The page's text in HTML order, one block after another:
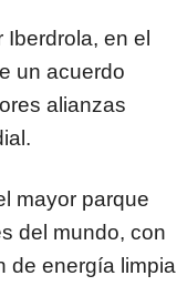
en el
un acuerdo
alianzas
mayor parque
del mundo, con
de energía limpia